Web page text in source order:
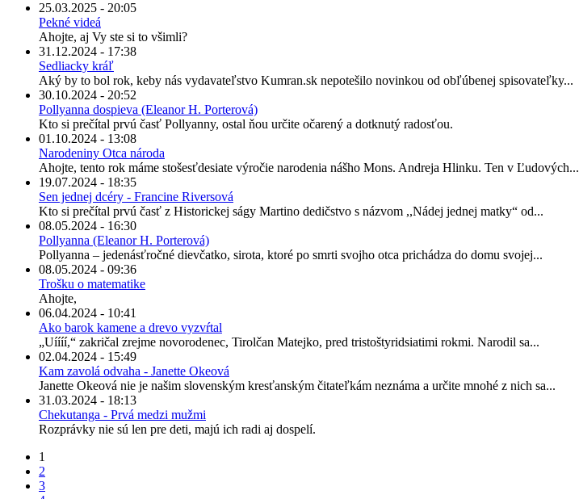
25.03.2025 - 20:05
Pekné videá
Ahojte, aj Vy ste si to všimli?
31.12.2024 - 17:38
Sedliacky kráľ
Aký by to bol rok, keby nás vydavateľstvo Kumran.sk nepotešilo novinkou od obľúbenej spisovateľky...
30.10.2024 - 20:52
Pollyanna dospieva (Eleanor H. Porterová)
Kto si prečítal prvú časť Pollyanny, ostal ňou určite očarený a dotknutý radosťou.
01.10.2024 - 13:08
Narodeniny Otca národa
Ahojte, tento rok máme stošesťdesiate výročie narodenia nášho Mons. Andreja Hlinku. Ten v Ľudových...
19.07.2024 - 18:35
Sen jednej dcéry - Francine Riversová
Kto si prečítal prvú časť z Historickej ságy Martino dedičstvo s názvom ,,Nádej jednej matky“ od...
08.05.2024 - 16:30
Pollyanna (Eleanor H. Porterová)
Pollyanna – jedenásťročné dievčatko, sirota, ktoré po smrti svojho otca prichádza do domu svojej...
08.05.2024 - 09:36
Trošku o matematike
Ahojte,
06.04.2024 - 10:41
Ako barok kamene a drevo vyzvŕtal
„Uíííí,“ zakričal zrejme novorodenec, Tirolčan Matejko, pred tristoštyridsiatimi rokmi. Narodil sa...
02.04.2024 - 15:49
Kam zavolá odvaha - Janette Okeová
Janette Okeová nie je našim slovenským kresťanským čitateľkám neznáma a určite mnohé z nich sa...
31.03.2024 - 18:13
Chekutanga - Prvá medzi mužmi
Rozprávky nie sú len pre deti, majú ich radi aj dospelí.
1
2
3